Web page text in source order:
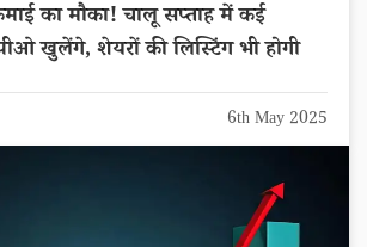
का मौका! चालू सप्ताह में कई
खुलेंगे, शेयरों की लिस्टिंग भी होगी
6th May 2025